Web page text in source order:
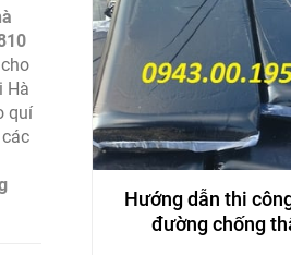
Hà
quí
Hướng dẫn thi
đường chống